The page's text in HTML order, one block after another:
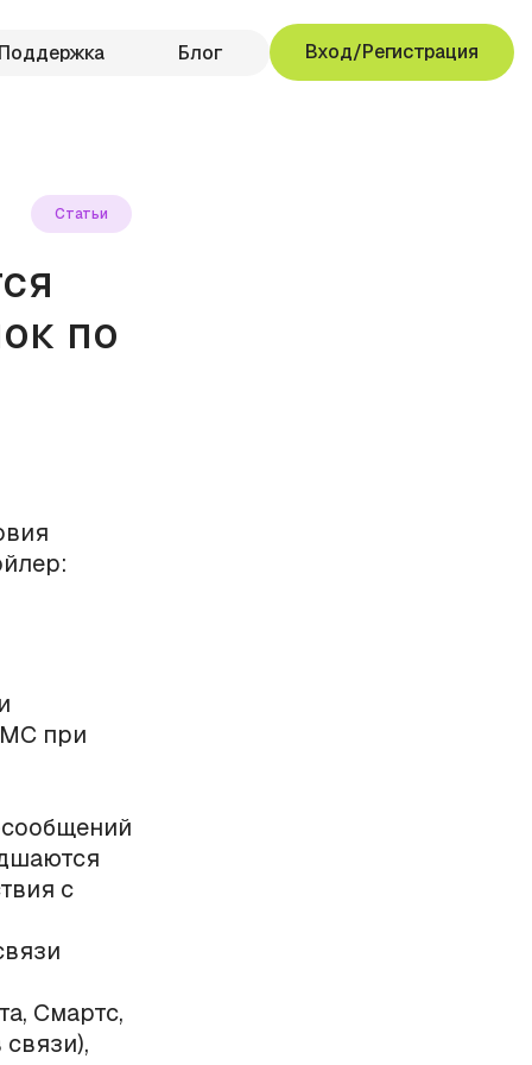
Поддержка Блог Вход/Регистрация
Статьи
по
при
с
Смартс,